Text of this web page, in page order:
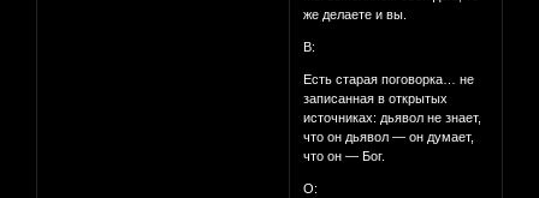
же делаете и вы.
В:
Есть старая поговорка… не
записанная в открытых
источниках: дьявол не знает,
что он дьявол — он думает,
что он — Бог.
О: